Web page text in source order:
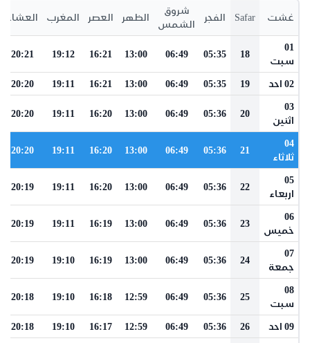
غشت Safar الفجر
شروق
الشمس
الظهر العصر المغرب العشاء
01
سبت
18
05:35
06:49
13:00
16:21
19:12
20:21
02 احد 19
05:35
06:49
13:00
16:21
19:11
20:20
03
اثنين
20
05:36
06:49
13:00
16:20
19:11
20:20
04
ثلاثاء
21
05:36
06:49
13:00
16:20
19:11
20:20
05
اربعاء
22
05:36
06:49
13:00
16:20
19:11
20:19
06
خميس
23
05:36
06:49
13:00
16:19
19:11
20:19
07
جمعة
24
05:36
06:49
13:00
16:19
19:10
20:19
08
سبت
25
05:36
06:49
12:59
16:18
19:10
20:18
09 احد 26
05:36
06:49
12:59
16:17
19:10
20:18